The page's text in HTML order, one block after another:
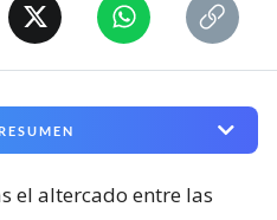
el altercado entre las